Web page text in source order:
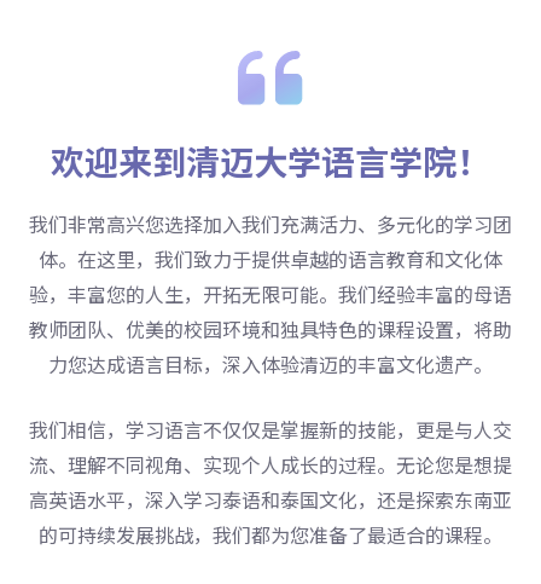
欢迎来到清迈大学语言学院！
我们非常高兴您选择加入我们充满活力、多元化的学习团
体。在这里，我们致力于提供卓越的语言教育和文化体
验，丰富您的人生，开拓无限可能。我们经验丰富的母语
教师团队、优美的校园环境和独具特色的课程设置，将助
力您达成语言目标，深入体验清迈的丰富文化遗产。
我们相信，学习语言不仅仅是掌握新的技能，更是与人交
流、理解不同视角、实现个人成长的过程。无论您是想提
高英语水平，深入学习泰语和泰国文化，还是探索东南亚
的可持续发展挑战，我们都为您准备了最适合的课程。